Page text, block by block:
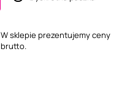
W sklepie prezentujemy ceny
brutto.